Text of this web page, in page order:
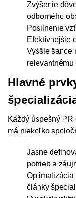
Zvýšenie
odborného
Posilnenie
Efektívnejšie
Vyššie šance
relevantnému
Hlavné
Každý úspešný
má niekoľko
Jasne
potrieb a
Optimalizácia
články